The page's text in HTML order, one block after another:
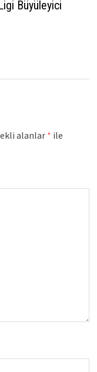
Büyüleyici
alanlar * ile